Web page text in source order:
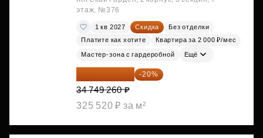
этаж, №376
1 кв 2027 Скидка
Без отделки
Платите как хотите
Квартира за 2 000 ₽/мес
Мастер-зона с гардеробной Ещё
27 799 408 ₽ -20%
34 749 260 ₽
325 520 ₽ за м²